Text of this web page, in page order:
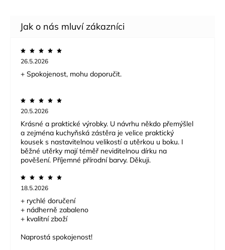
26.5.2026
+ Spokojenost, mohu doporučit.
20.5.2026
Krásné a praktické výrobky. U návrhu někdo přemýšlel
a zejména kuchyňská zástěra je velice praktický
kousek s nastavitelnou velikostí a utěrkou u boku. I
běžné utěrky mají téměř neviditelnou dírku na
pověšení. Příjemné přírodní barvy. Děkuji.
18.5.2026
+ rychlé doručení
+ nádherně zabaleno
+ kvalitní zboží
Naprostá spokojenost!